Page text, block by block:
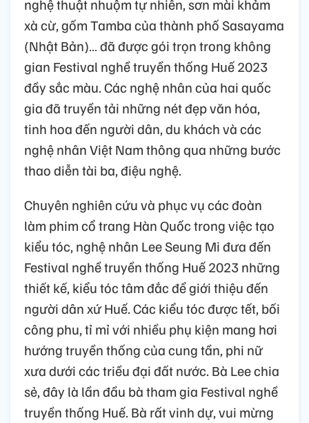
nghệ thuật nhuộm tự nhiên, sơn mài khảm
xà cừ, gốm Tamba của thành phố Sasayama
(Nhật Bản)… đã được gói trọn trong không
gian Festival nghề truyền thống Huế 2023
đầy sắc màu. Các nghệ nhân của hai quốc
gia đã truyền tải những nét đẹp văn hóa,
tinh hoa đến người dân, du khách và các
nghệ nhân Việt Nam thông qua những bước
thao diễn tài ba, điệu nghệ.
Chuyên nghiên cứu và phục vụ các đoàn
làm phim cổ trang Hàn Quốc trong việc tạo
kiểu tóc, nghệ nhân Lee Seung Mi đưa đến
Festival nghề truyền thống Huế 2023 những
thiết kế, kiểu tóc tâm đắc để giới thiệu đến
người dân xứ Huế. Các kiểu tóc được tết, bối
công phu, tỉ mỉ với nhiều phụ kiện mang hơi
hướng truyền thống của cung tần, phi nữ
xưa dưới các triều đại đất nước. Bà Lee chia
sẻ, đây là lần đầu bà tham gia Festival nghề
truyền thống Huế. Bà rất vinh dự, vui mừng